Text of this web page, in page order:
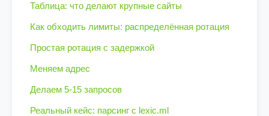
Таблица: что делают крупные сайты
Как обходить лимиты: распределённая ротация
Простая ротация с задержкой
Меняем адрес
Делаем 5-15 запросов
Реальный кейс: парсинг с lexic.ml